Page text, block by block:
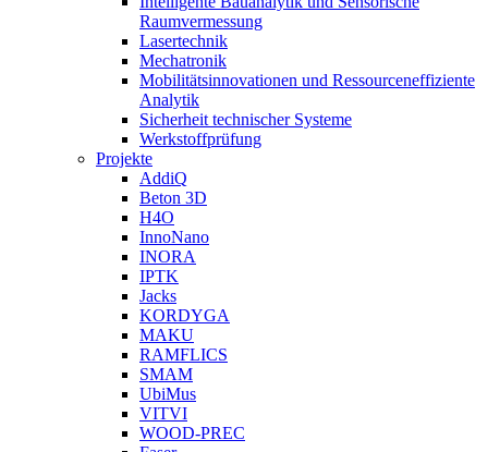
Raumvermessung
Lasertechnik
Mechatronik
Mobilitätsinnovationen und Ressourceneffiziente
Analytik
Sicherheit technischer Systeme
Werkstoffprüfung
Projekte
AddiQ
Beton 3D
H4O
InnoNano
INORA
IPTK
Jacks
KORDYGA
MAKU
RAMFLICS
SMAM
UbiMus
VITVI
WOOD-PREC